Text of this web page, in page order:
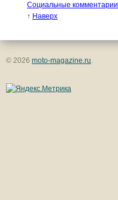
Социальные комментарии
↑ Наверх
© 2026 moto-magazine.ru.